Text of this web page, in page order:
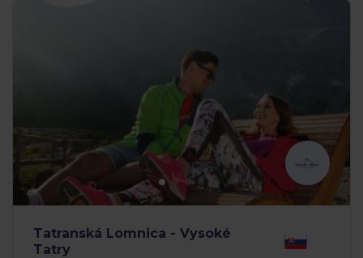
Tatranská Lomnica - Vysoké
Tatry